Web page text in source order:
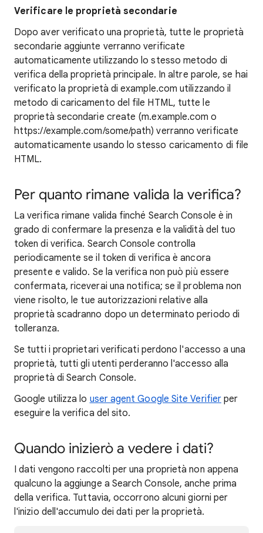
Verificare le proprietà secondarie
Dopo aver verificato una proprietà, tutte le proprietà
secondarie aggiunte verranno verificate
automaticamente utilizzando lo stesso metodo di
verifica della proprietà principale. In altre parole, se hai
verificato la proprietà di example.com utilizzando il
metodo di caricamento del file HTML, tutte le
proprietà secondarie create (m.example.com o
https://example.com/some/path) verranno verificate
automaticamente usando lo stesso caricamento di file
HTML.
Per quanto rimane valida la verifica?
La verifica rimane valida finché Search Console è in
grado di confermare la presenza e la validità del tuo
token di verifica. Search Console controlla
periodicamente se il token di verifica è ancora
presente e valido. Se la verifica non può più essere
confermata, riceverai una notifica; se il problema non
viene risolto, le tue autorizzazioni relative alla
proprietà scadranno dopo un determinato periodo di
tolleranza.
Se tutti i proprietari verificati perdono l'accesso a una
proprietà, tutti gli utenti perderanno l'accesso alla
proprietà di Search Console.
Google utilizza lo user agent Google Site Verifier per
eseguire la verifica del sito.
Quando inizierò a vedere i dati?
I dati vengono raccolti per una proprietà non appena
qualcuno la aggiunge a Search Console, anche prima
della verifica. Tuttavia, occorrono alcuni giorni per
l'inizio dell'accumulo dei dati per la proprietà.